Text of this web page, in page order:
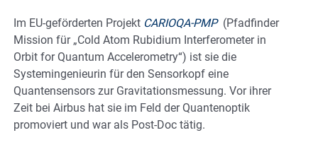
Im EU-geförderten Projekt CARIOQA-PMP (Pfadfinder
Mission für „Cold Atom Rubidium Interferometer in
Orbit for Quantum Accelerometry“) ist sie die
Systemingenieurin für den Sensorkopf eine
Quantensensors zur Gravitationsmessung. Vor ihrer
Zeit bei Airbus hat sie im Feld der Quantenoptik
promoviert und war als Post-Doc tätig.